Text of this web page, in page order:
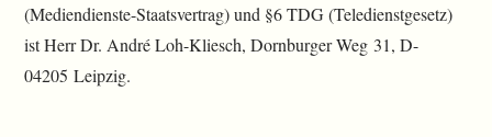
(Mediendienste-Staatsvertrag) und §6 TDG (Teledienstgesetz)
ist Herr Dr. André Loh-Kliesch, Dornburger Weg 31, D-
04205 Leipzig.